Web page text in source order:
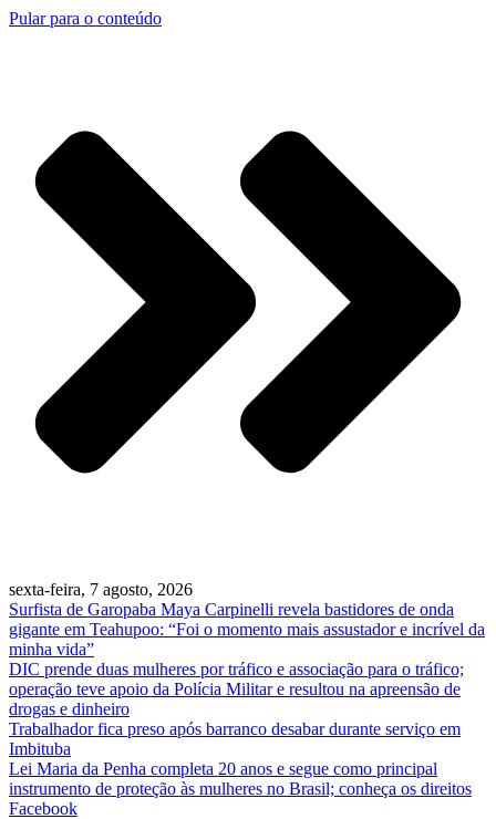
Pular para o conteúdo
sexta-feira, 7 agosto, 2026
Surfista de Garopaba Maya Carpinelli revela bastidores de onda
gigante em Teahupoo: “Foi o momento mais assustador e incrível da
minha vida”
DIC prende duas mulheres por tráfico e associação para o tráfico;
operação teve apoio da Polícia Militar e resultou na apreensão de
drogas e dinheiro
Trabalhador fica preso após barranco desabar durante serviço em
Imbituba
Lei Maria da Penha completa 20 anos e segue como principal
instrumento de proteção às mulheres no Brasil; conheça os direitos
Facebook